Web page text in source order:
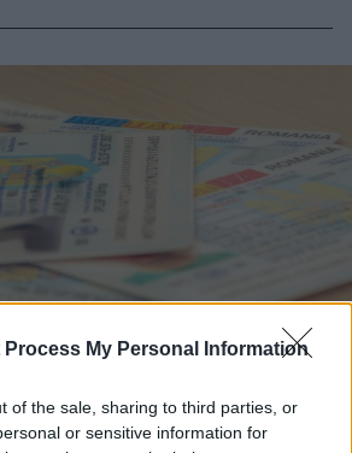
Process My Personal Information
of the sale, sharing to third parties, or
or sensitive information for
péntek